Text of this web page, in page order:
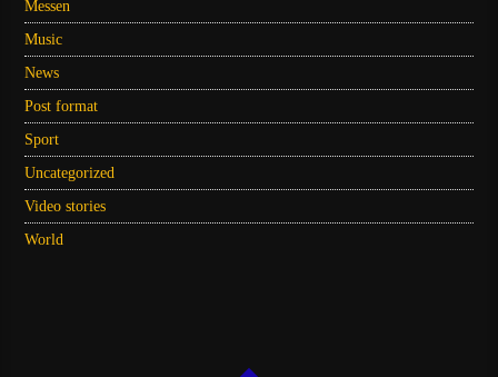
Messen
Music
News
Post format
Sport
Uncategorized
Video stories
World